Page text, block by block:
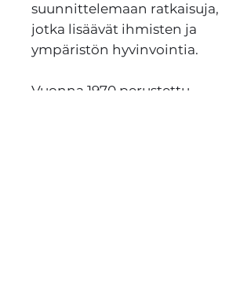
suunnittelemaan ratkaisuja,
jotka lisäävät ihmisten ja
ympäristön hyvinvointia.
Vuonna 1970 perustettu